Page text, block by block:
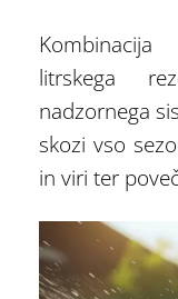
litrskega
nadzornega
skozi vso
in viri ter